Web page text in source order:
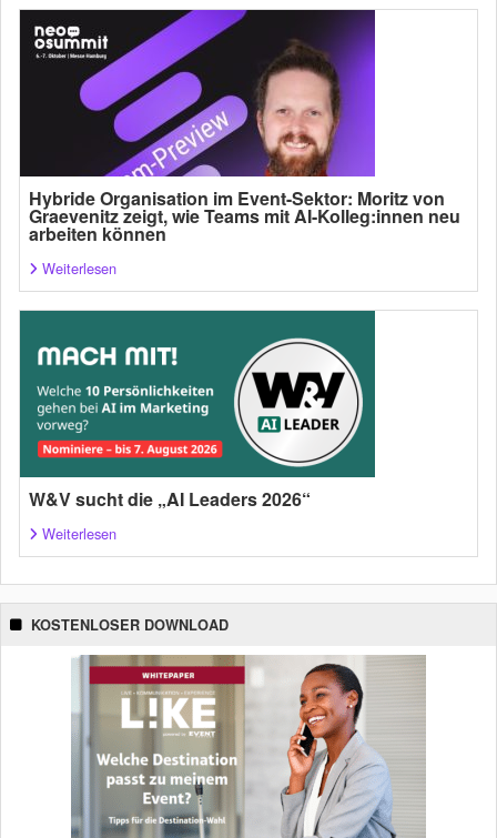
Hybride Organisation im Event-Sektor: Moritz von
Graevenitz zeigt, wie Teams mit AI-Kolleg:innen neu
arbeiten können
Weiterlesen
W&V sucht die „AI Leaders 2026“
Weiterlesen
KOSTENLOSER DOWNLOAD